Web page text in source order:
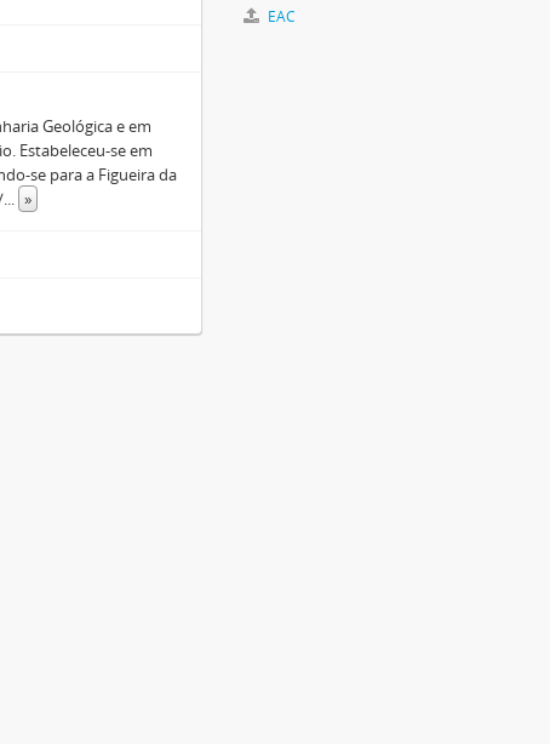
Geológica e em
Estabeleceu-se em
se para a Figueira da
... »
EAC